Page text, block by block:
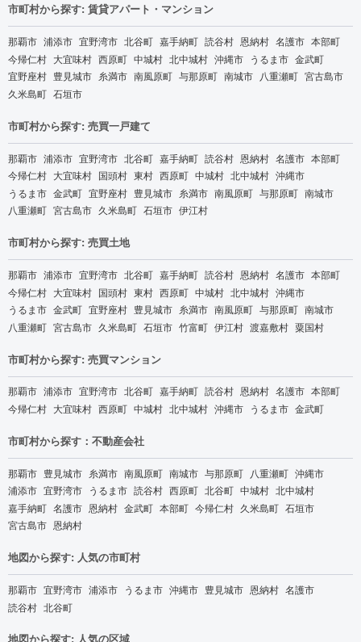
市町村から探す: 賃貸アパート・マンション
那覇市 浦添市 宜野湾市 北谷町 嘉手納町 読谷村 恩納村 名護市 本部町
今帰仁村 大宜味村 西原町 中城村 北中城村 沖縄市 うるま市 金武町
宜野座村 豊見城市 糸満市 南風原町 与那原町 南城市 八重瀬町 宮古島市
久米島町 石垣市
市町村から探す: 売買一戸建て
那覇市 浦添市 宜野湾市 北谷町 嘉手納町 読谷村 恩納村 名護市 本部町
今帰仁村 大宜味村 国頭村 東村 西原町 中城村 北中城村 沖縄市
うるま市 金武町 宜野座村 豊見城市 糸満市 南風原町 与那原町 南城市
八重瀬町 宮古島市 久米島町 石垣市 伊江村
市町村から探す: 売買土地
那覇市 浦添市 宜野湾市 北谷町 嘉手納町 読谷村 恩納村 名護市 本部町
今帰仁村 大宜味村 国頭村 東村 西原町 中城村 北中城村 沖縄市
うるま市 金武町 宜野座村 豊見城市 糸満市 南風原町 与那原町 南城市
八重瀬町 宮古島市 久米島町 石垣市 竹富町 伊江村 渡嘉敷村 粟国村
市町村から探す: 売買マンション
那覇市 浦添市 宜野湾市 北谷町 嘉手納町 読谷村 恩納村 名護市 本部町
今帰仁村 大宜味村 西原町 中城村 北中城村 沖縄市 うるま市 金武町
市町村から探す：不動産会社
那覇市 豊見城市 糸満市 南風原町 南城市 与那原町 八重瀬町 沖縄市
浦添市 宜野湾市 うるま市 読谷村 西原町 北谷町 中城村 北中城村
嘉手納町 名護市 恩納村 金武町 本部町 今帰仁村 久米島町 石垣市
宮古島市 恩納村
地図から探す: 人気の市町村
那覇市 宜野湾市 浦添市 うるま市 沖縄市 豊見城市 恩納村 名護市
読谷村 北谷町
地図から探す: 人気の区域